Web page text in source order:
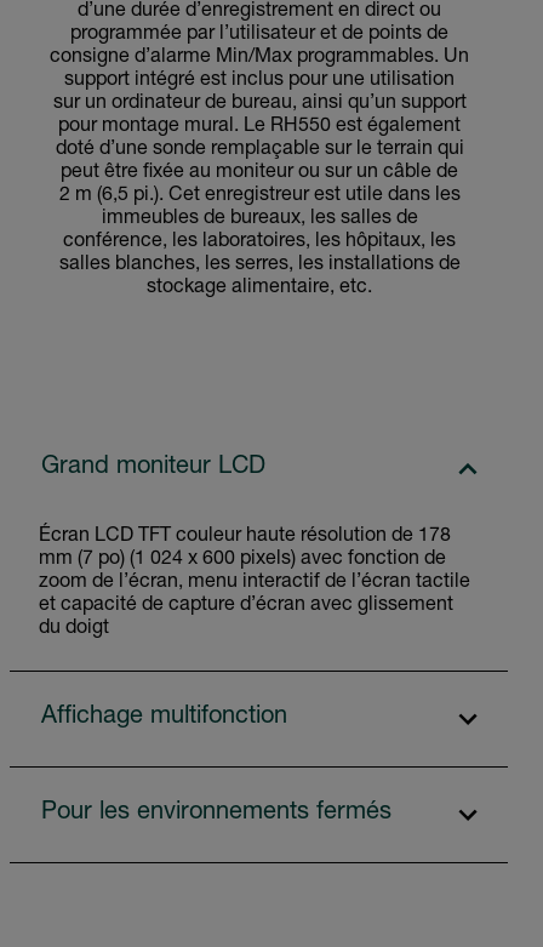
d’une durée d’enregistrement en direct ou
programmée par l’utilisateur et de points de
consigne d’alarme Min/Max programmables. Un
support intégré est inclus pour une utilisation
sur un ordinateur de bureau, ainsi qu’un support
pour montage mural. Le RH550 est également
doté d’une sonde remplaçable sur le terrain qui
peut être fixée au moniteur ou sur un câble de
2 m (6,5 pi.). Cet enregistreur est utile dans les
immeubles de bureaux, les salles de
conférence, les laboratoires, les hôpitaux, les
salles blanches, les serres, les installations de
stockage alimentaire, etc.
Grand moniteur LCD
Écran LCD TFT couleur haute résolution de 178
mm (7 po) (1 024 x 600 pixels) avec fonction de
zoom de l’écran, menu interactif de l’écran tactile
et capacité de capture d’écran avec glissement
du doigt
Affichage multifonction
Pour les environnements fermés